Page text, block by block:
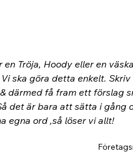
Tröja, Hoody eller en
ska göra detta enkelt.
därmed få fram ett förslag
det är bara att sätta i
egna ord ,så löser vi allt!